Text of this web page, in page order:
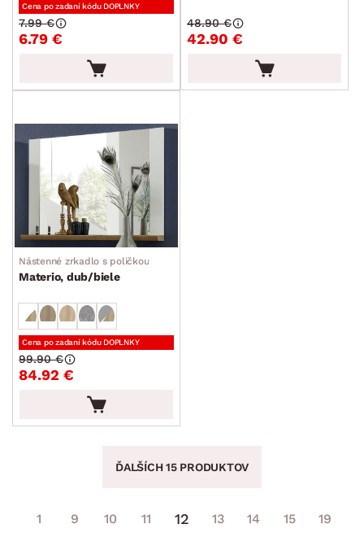
Cena po zadaní kódu DOPLNKY
6.79 €
7.99 €
42.90 €
48.90 €
Nástenné zrkadlo s poličkou
Materio, dub/biele
Cena po zadaní kódu DOPLNKY
84.92 €
99.90 €
ĎALŠÍCH 15 PRODUKTOV
1 9 10 11 12 13 14 15 19